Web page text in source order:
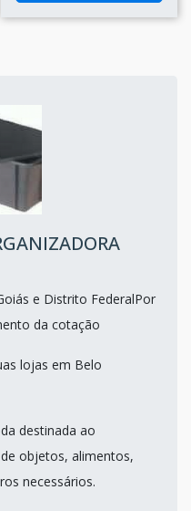
e Distrito FederalPor
da cotação
lojas em Belo
destinada ao
objetos, alimentos,
necessários.